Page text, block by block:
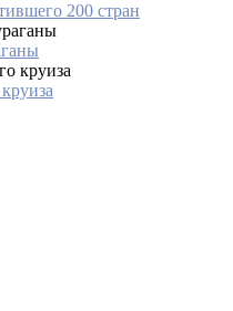
200 стран